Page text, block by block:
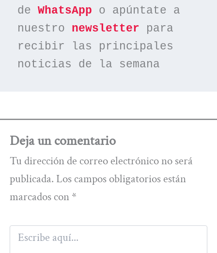
de WhatsApp o apúntate a
nuestro newsletter para
recibir las principales
noticias de la semana
Deja un comentario
Tu dirección de correo electrónico no será
publicada. Los campos obligatorios están
marcados con *
Escribe
aquí...